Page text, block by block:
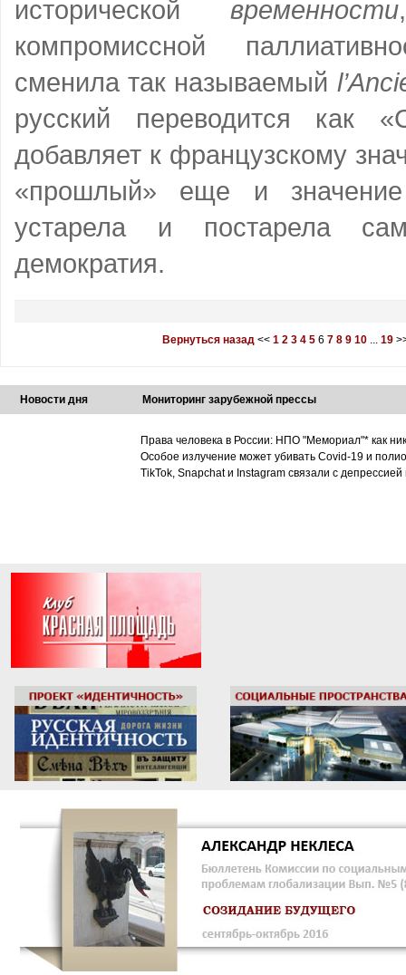
исторической временности
компромиссной
сменила так называемый l’
русский переводится как
добавляет к французскому
«прошлый» еще и
устарела и постарела
демократия.
Вернуться назад << 1 2 3 4 5 6 7 8 9 10 ... 19
Новости дня Мониторинг зарубежной прессы
Права человека в России: НПО "Мемориал"* как
Особое излучение может убивать Covid-19 и
TikTok, Snapchat и Instagram связали с